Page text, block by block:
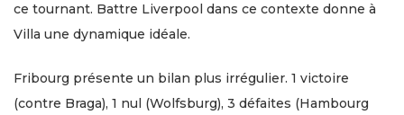
ce tournant. Battre Liverpool dans ce contexte donne à
Villa une dynamique idéale.
Fribourg présente un bilan plus irrégulier. 1 victoire
(contre Braga), 1 nul (Wolfsburg), 3 défaites (Hambourg